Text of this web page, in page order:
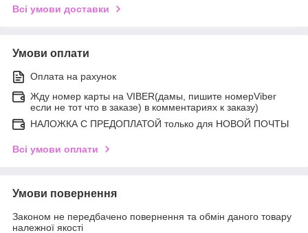
Всі умови доставки
Умови оплати
Оплата на рахунок
Жду номер карты на VIBER(дамы, пишите номерViber
если не тот что в заказе) в комментариях к заказу)
НАЛОЖКА С ПРЕДОПЛАТОЙ только для НОВОЙ ПОЧТЫ
Всі умови оплати
Умови повернення
Законом не передбачено повернення та обмін даного товару
належної якості